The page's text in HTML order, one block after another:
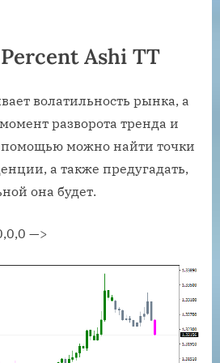
Ashi TT
волатильность рынка, а
разворота тренда и
помощью можно найти точки
а также предугадать,
она будет.
—>